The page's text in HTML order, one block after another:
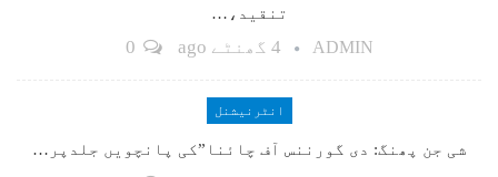
تنقید،…
ADMIN 4 گھنٹے ago
انٹرنیشنل
شی جن پھنگ: دی گورننس آف چائنا”کی پانچویں جلدپر…